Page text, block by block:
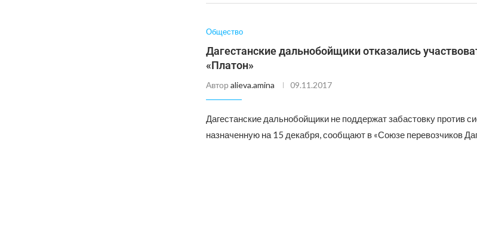
Общество
Дагестанские дальнобойщики отказались
«Платон»
Автор alieva.amina 09.11.2017
Дагестанские дальнобойщики не поддержат забастовку против
назначенную на 15 декабря, сообщают в «Союзе перевозчиков